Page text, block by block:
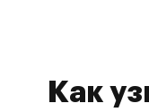
Как